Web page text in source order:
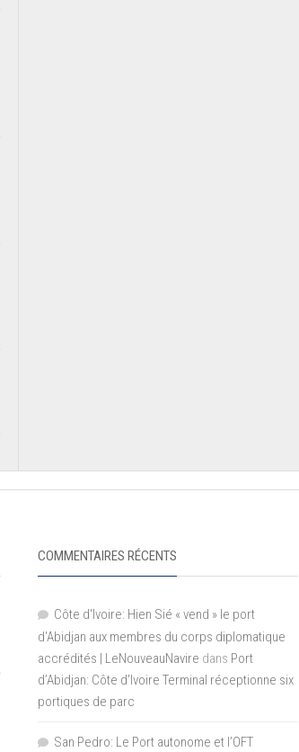
COMMENTAIRES RÉCENTS
Côte d'Ivoire: Hien Sié « vend » le port
d'Abidjan aux membres du corps diplomatique
accrédités | LeNouveauNavire dans Port
d’Abidjan: Côte d’Ivoire Terminal réceptionne six
portiques de parc
San Pedro: Le Port autonome et l’OFT